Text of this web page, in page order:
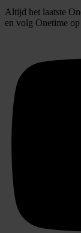
Altijd het laatste
en volg Onetime